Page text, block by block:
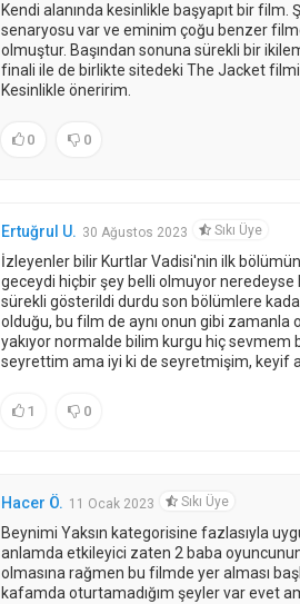
Kendi alanında kesinlikle başyapıt bir film.
senaryosu var ve eminim çoğu benzer
olmuştur. Başından sonuna sürekli bir
finali ile de birlikte sitedeki The Jacket
Kesinlikle öneririm.
0 0
Ertuğrul U. 30 Ağustos 2023 Sıkı Üye
İzleyenler bilir Kurtlar Vadisi'nin ilk
geceydi hiçbir şey belli olmuyor neredeyse
sürekli gösterildi durdu son bölümlere
olduğu, bu film de aynı onun gibi zamanla
yakıyor normalde bilim kurgu hiç sevmem
seyrettim ama iyi ki de seyretmişim, keyif
1 0
Hacer Ö. 11 Ocak 2023 Sıkı Üye
Beynimi Yaksın kategorisine fazlasıyla
anlamda etkileyici zaten 2 baba oyuncunun
olmasına rağmen bu filmde yer alması
kafamda oturtamadığım şeyler var evet